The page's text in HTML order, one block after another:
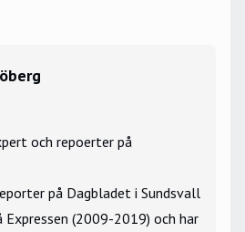
och repoerter på
på Dagbladet i Sundsvall
(2009-2019) och har